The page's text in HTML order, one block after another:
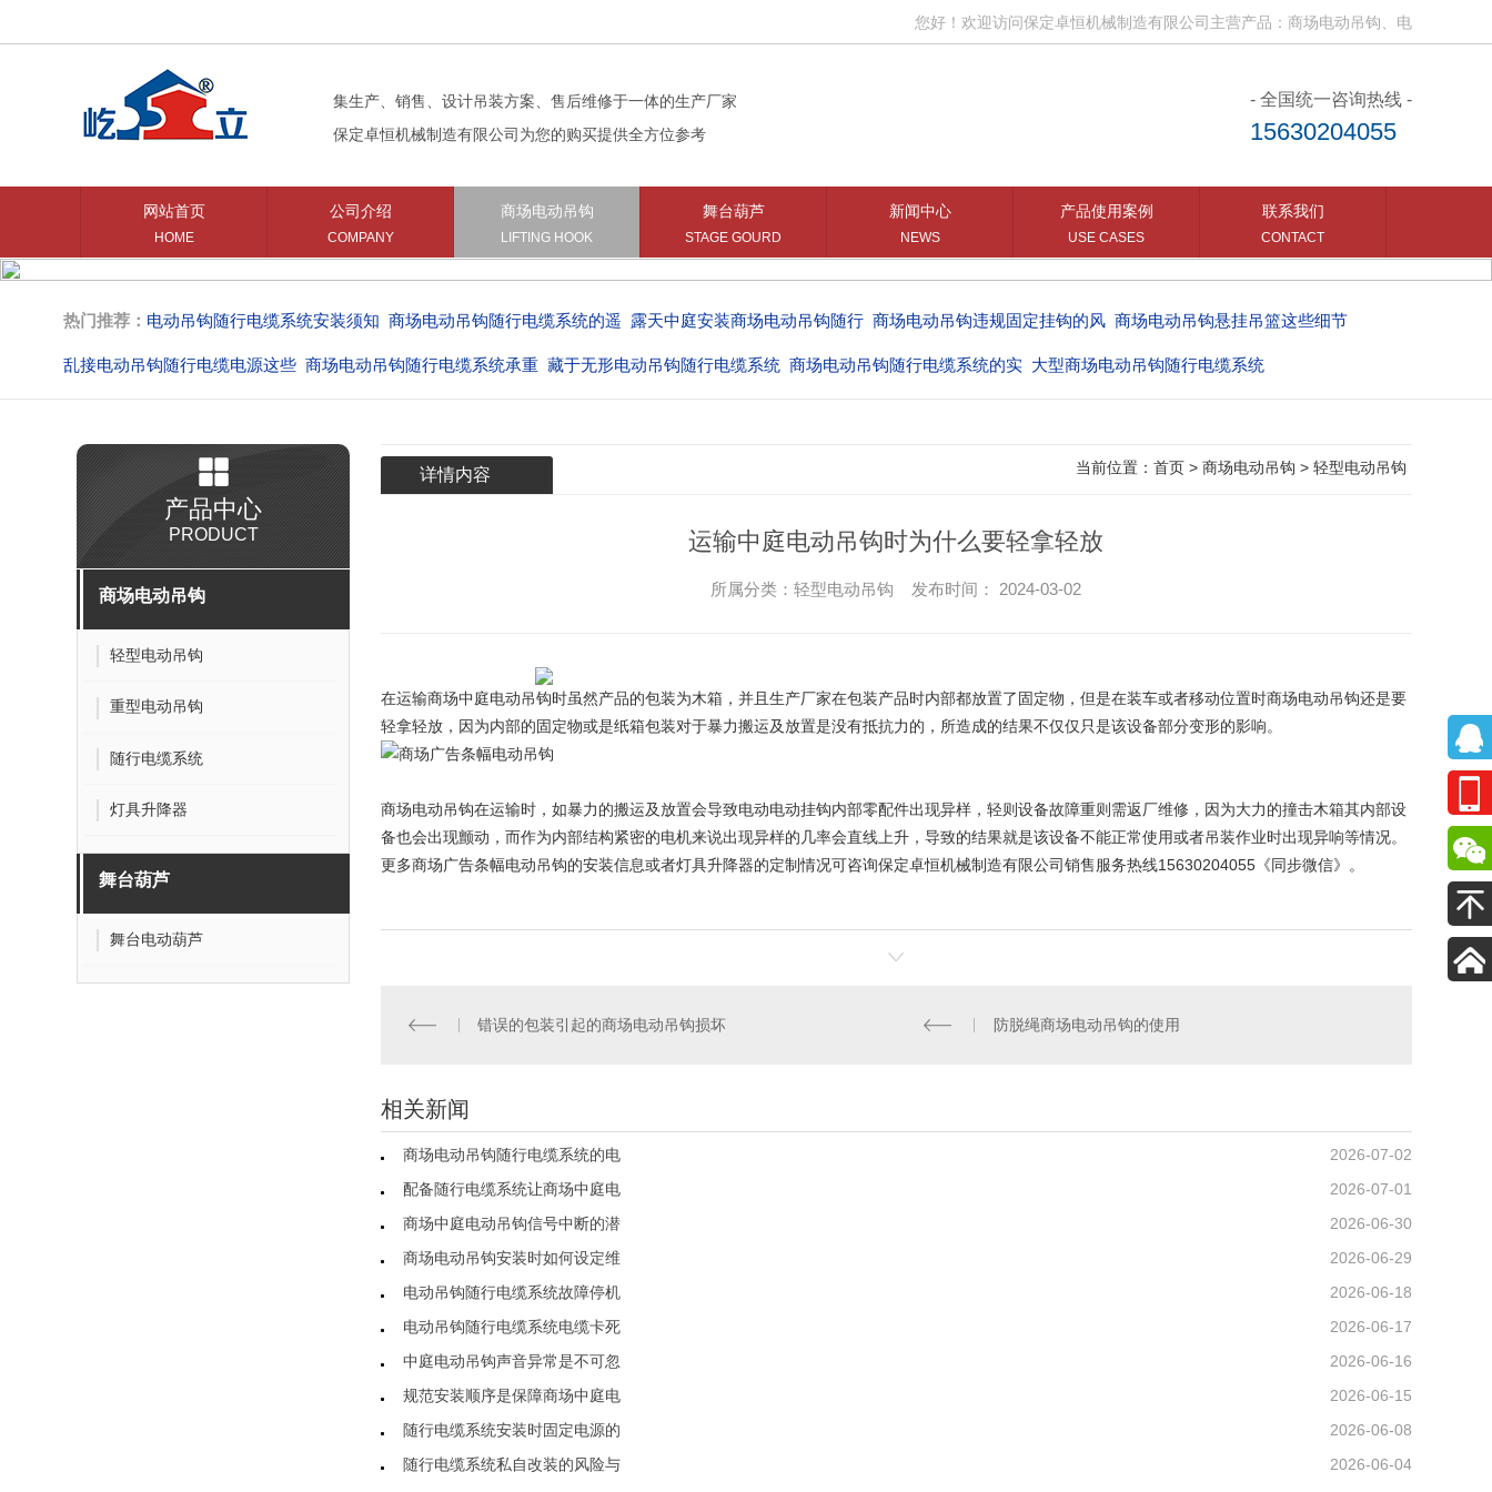
您好！欢迎访问保定卓恒机械制造有限公司主营产品：商场电动吊钩、电动吊钩随行
集生产、销售、设计吊装方案、售后维修于一体的生产厂家
保定卓恒机械制造有限公司为您的购买提供全方位参考
- 全国统一咨询热线 -
15630204055
网站首页
HOME
公司介绍
COMPANY
商场电动吊钩
LIFTING HOOK
舞台葫芦
STAGE GOURD
新闻中心
NEWS
产品使用案例
USE CASES
联系我们
CONTACT
热门推荐： 商场电动吊钩随行电缆系统的遥 露天中庭安装商场电动吊钩随行 商场电动吊钩违规固定挂钩的风 商场电动吊钩悬挂吊篮这些细节 乱接电动吊钩随行电缆电源这些
商场电动吊钩随行电缆系统承重 藏于无形电动吊钩随行电缆系统 商场电动吊钩随行电缆系统的实 大型商场电动吊钩随行电缆系统 商场中庭电动吊钩的购买意见
产品中心
PRODUCT
商场电动吊钩
轻型电动吊钩
重型电动吊钩
随行电缆系统
灯具升降器
舞台葫芦
舞台电动葫芦
详情内容 当前位置： 首页 > 商场电动吊钩 > 轻型电动吊钩
运输中庭电动吊钩时为什么要轻拿轻放
所属分类：轻型电动吊钩 发布时间： 2024-03-02
在运输商场中庭电动吊钩时虽然产品的包装为木箱，并且生产厂家在包装产品时内部都放置了固定物，但是在装车或者移动位置时商场电动吊钩还是要
轻拿轻放，因为内部的固定物或是纸箱包装对于暴力搬运及放置是没有抵抗力的，所造成的结果不仅仅只是该设备部分变形的影响。
商场电动吊钩在运输时，如暴力的搬运及放置会导致电动电动挂钩内部零配件出现异样，轻则设备故障重则需返厂维修，因为大力的撞击木箱其内部设
备也会出现颤动，而作为内部结构紧密的电机来说出现异样的几率会直线上升，导致的结果就是该设备不能正常使用或者吊装作业时出现异响等情况。
更多商场广告条幅电动吊钩的安装信息或者灯具升降器的定制情况可咨询保定卓恒机械制造有限公司销售服务热线15630204055《同步微信》。
错误的包装引起的商场电动吊钩损坏 防脱绳商场电动吊钩的使用
相关新闻
2026-07-02
商场电动吊钩随行电缆系统的电
2026-07-01
配备随行电缆系统让商场中庭电
2026-06-30
商场中庭电动吊钩信号中断的潜
2026-06-29
商场电动吊钩安装时如何设定维
2026-06-18
电动吊钩随行电缆系统故障停机
2026-06-17
电动吊钩随行电缆系统电缆卡死
2026-06-16
中庭电动吊钩声音异常是不可忽
2026-06-15
规范安装顺序是保障商场中庭电
2026-06-08
随行电缆系统安装时固定电源的
2026-06-04
随行电缆系统私自改装的风险与